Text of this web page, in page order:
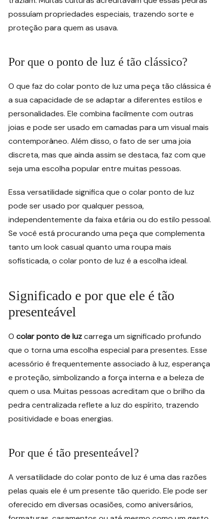
possuíam propriedades especiais, trazendo sorte e
proteção para quem as usava.
Por que o ponto de luz é tão clássico?
O que faz do colar ponto de luz uma peça tão clássica é
a sua capacidade de se adaptar a diferentes estilos e
personalidades. Ele combina facilmente com outras
joias e pode ser usado em camadas para um visual mais
contemporâneo. Além disso, o fato de ser uma joia
discreta, mas que ainda assim se destaca, faz com que
seja uma escolha popular entre muitas pessoas.
Essa versatilidade significa que o colar ponto de luz
pode ser usado por qualquer pessoa,
independentemente da faixa etária ou do estilo pessoal.
Se você está procurando uma peça que complementa
tanto um look casual quanto uma roupa mais
sofisticada, o colar ponto de luz é a escolha ideal.
Significado e por que ele é tão
presenteável
Ocolar ponto de luzcarrega um significado profundo
que o torna uma escolha especial para presentes. Esse
acessório é frequentemente associado à luz, esperança
e proteção, simbolizando a força interna e a beleza de
quem o usa. Muitas pessoas acreditam que o brilho da
pedra centralizada reflete a luz do espírito, trazendo
positividade e boas energias.
Por que é tão presenteável?
A versatilidade do colar ponto de luz é uma das razões
pelas quais ele é um presente tão querido. Ele pode ser
oferecido em diversas ocasiões, como aniversários,